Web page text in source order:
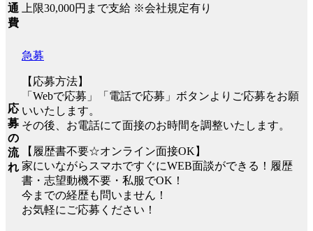
通
費
上限30,000円まで支給 ※会社規定有り
応
募
の
流
れ
急募
【応募方法】
「Webで応募」「電話で応募」ボタンよりご応募をお願
いいたします。
その後、お電話にて面接のお時間を調整いたします。
【履歴書不要☆オンライン面接OK】
家にいながらスマホですぐにWEB面談ができる！履歴
書・志望動機不要・私服でOK！
今までの経歴も問いません！
お気軽にご応募ください！